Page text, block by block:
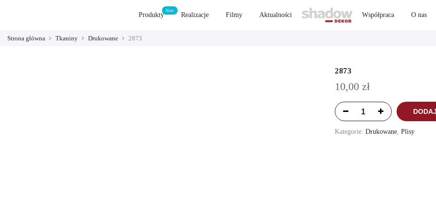
Produkty Realizacje Filmy Aktualności Współpraca O nas
Strona główna Tkaniny Drukowane 2873
2873
10,00 zł
Kategorie: Drukowane, Plisy